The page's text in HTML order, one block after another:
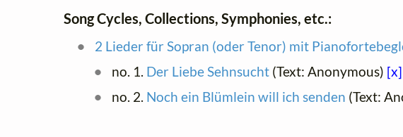
Song Cycles, Collections, Symphonies, etc.:
2 Lieder für Sopran (oder Tenor) mit
no. 1. Der Liebe Sehnsucht(Text: Anonymous) [x]
no. 2. Noch ein Blümlein will ich senden (Text: